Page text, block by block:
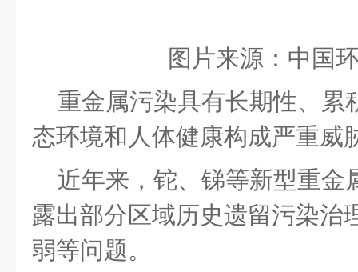
图片来源：中国
重金属污染具有长期性、累
态环境和人体健康构成严重威
近年来，铊、锑等新型重金
露出部分区域历史遗留污染治
弱等问题。